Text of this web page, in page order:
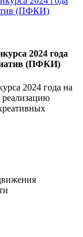
2024 года
(ПФКИ)
2024 года на
реализацию